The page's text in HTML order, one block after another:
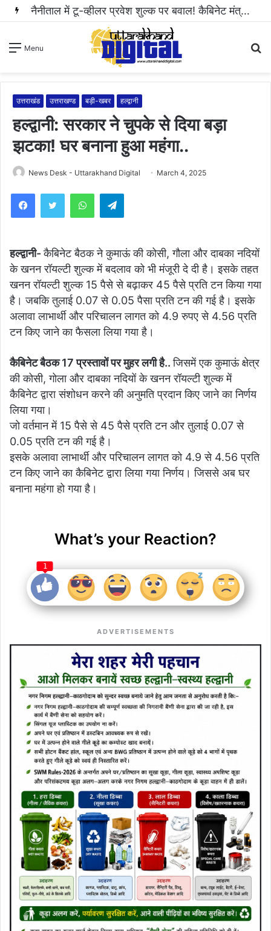
नैनीताल में टू-व्हीलर प्रवेश शुल्क पर बवाल! कैबिनेट मंत्री राम सिंह कैड़ा ने रुकवाई वसूली..
Menu
उत्तराखंड उत्तराखण्ड बड़ी-खबर हल्द्वानी
हल्द्वानी: सरकार ने चुपके से दिया बड़ा
झटका! घर बनाना हुआ महंगा..
News Desk - Uttarakhand Digital March 4, 2025
WhatsAppTelegram
हल्द्वानी-कैबिनेट बैठक ने कुमाऊं की कोसी, गौला और दाबका नदियों
के खनन रॉयल्टी शुल्क में बदलाव को भी मंजूरी दे दी है। इसके तहत
खनन रॉयल्टी शुल्क 15 पैसे से बढ़ाकर 45 पैसे प्रति टन किया गया
है। जबकि तुलाई 0.07 से 0.05 पैसा प्रति टन की गई है। इसके
अलावा लाभार्थी और परिचालन लागत को 4.9 रुपए से 4.56 प्रति
टन किए जाने का फैसला लिया गया है।
कैबिनेट बैठक 17 प्रस्तावों पर मुहर लगी है..जिसमें एक कुमाऊं क्षेत्र
की कोसी, गोला और दाबका नदियों के खनन रॉयल्टी शुल्क में
कैबिनेट द्वारा संशोधन करने की अनुमति प्रदान किए जाने का निर्णय
लिया गया।
जो वर्तमान में 15 पैसे से 45 पैसे प्रति टन और तुलाई 0.07 से
0.05 प्रति टन की गई है।
इसके अलावा लाभार्थी और परिचालन लागत को 4.9 से 4.56 प्रति
टन किए जाने का कैबिनेट द्वारा लिया गया निर्णय। जिससे अब घर
बनाना महंगा हो गया है।
What’s your Reaction?
1
ADVERTISEMENTS